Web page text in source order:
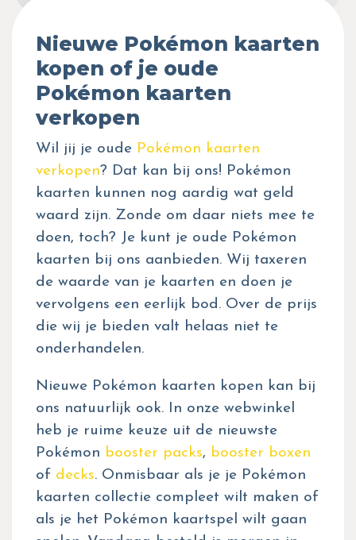
Nieuwe Pokémon kaarten
kopen of je oude
Pokémon kaarten
verkopen
Wil jij je oude Pokémon kaarten
verkopen? Dat kan bij ons! Pokémon
kaarten kunnen nog aardig wat geld
waard zijn. Zonde om daar niets mee te
doen, toch? Je kunt je oude Pokémon
kaarten bij ons aanbieden. Wij taxeren
de waarde van je kaarten en doen je
vervolgens een eerlijk bod. Over de prijs
die wij je bieden valt helaas niet te
onderhandelen.
Nieuwe Pokémon kaarten kopen kan bij
ons natuurlijk ook. In onze webwinkel
heb je ruime keuze uit de nieuwste
Pokémon booster packs, booster boxen
of decks. Onmisbaar als je je Pokémon
kaarten collectie compleet wilt maken of
als je het Pokémon kaartspel wilt gaan